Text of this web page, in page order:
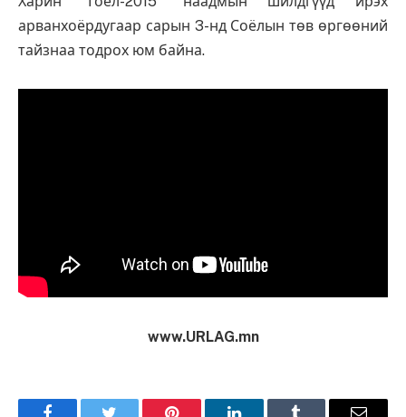
арванхоёрдугаар сарын 3-нд Соёлын төв өргөөний
тайзнаа тодрох юм байна.
www.URLAG.mn